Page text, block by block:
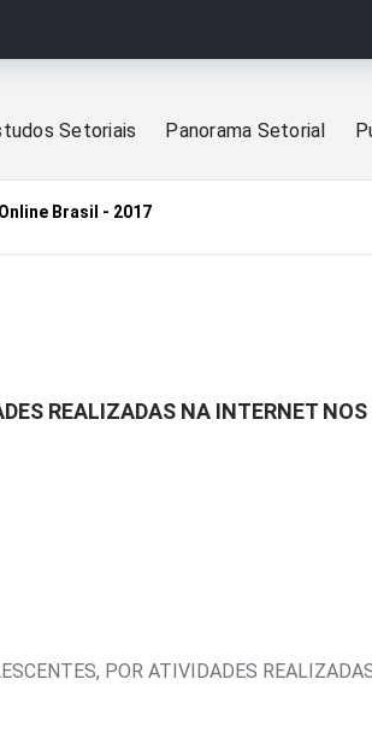
Setoriais Panorama Setorial
Brasil - 2017
REALIZADAS NA INTERNET
POR ATIVIDADES